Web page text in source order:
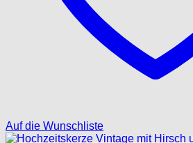
Auf die Wunschliste